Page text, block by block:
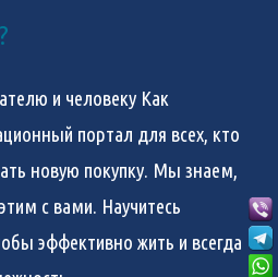
и человеку Как
портал для всех, кто
новую покупку. Мы знаем,
с вами. Научитесь
эффективно жить и всегда